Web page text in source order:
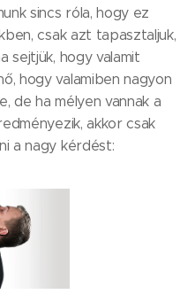
sincs róla, hogy ez
csak azt tapasztaljuk,
sejtjük, hogy valamit
hogy valamiben nagyon
de ha mélyen vannak a
akkor csak
a nagy kérdést: